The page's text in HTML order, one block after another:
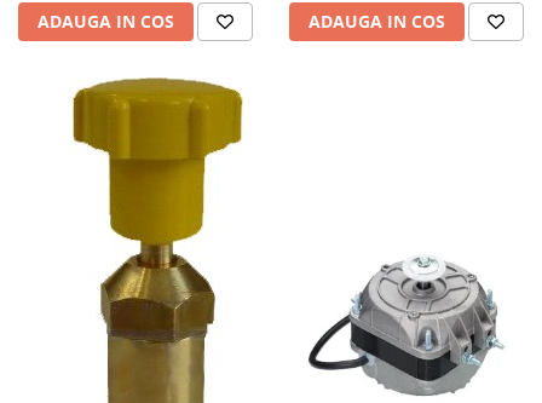
ADAUGA IN COS ADAUGA IN COS